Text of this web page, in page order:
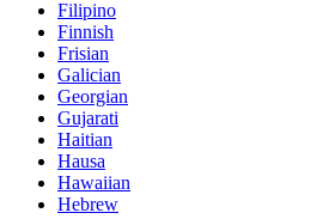
Filipino
Finnish
Frisian
Galician
Georgian
Gujarati
Haitian
Hausa
Hawaiian
Hebrew